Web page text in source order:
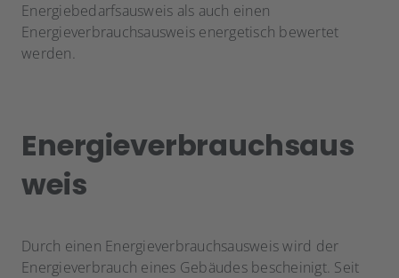
Energiebedarfsausweis als auch einen
Energieverbrauchsausweis energetisch bewertet
werden.
Energieverbrauchsaus
weis
Durch einen Energieverbrauchsausweis wird der
Energieverbrauch eines Gebäudes bescheinigt. Seit